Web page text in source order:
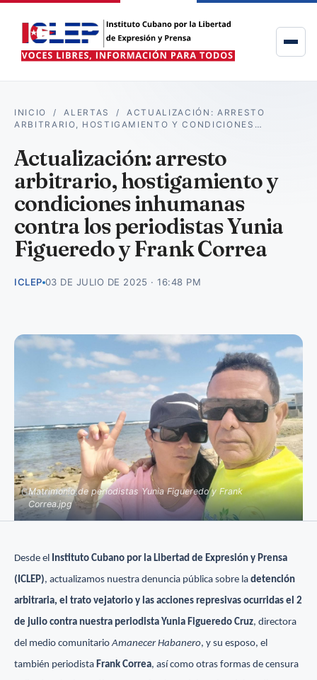
INICIO /ALERTAS /ACTUALIZACIÓN: ARRESTO
ARBITRARIO, HOSTIGAMIENTO Y CONDICIONES…
Actualización: arresto
arbitrario, hostigamiento y
condiciones inhumanas
contra los periodistas Yunia
Figueredo y Frank Correa
ICLEP 03 DE JULIO DE 2025 · 16:48 PM
Matrimonio de periodistas Yunia Figueredo y Frank
Correa.jpg
Desde el Instituto Cubano por la Libertad de Expresión y Prensa
(ICLEP), actualizamos nuestra denuncia pública sobre la detención
arbitraria, el trato vejatorio y las acciones represivas ocurridas el 2
de julio contra nuestra periodista Yunia Figueredo Cruz, directora
del medio comunitarioAmanecer Habanero, y su esposo, el
también periodista Frank Correa, así como otras formas de censura